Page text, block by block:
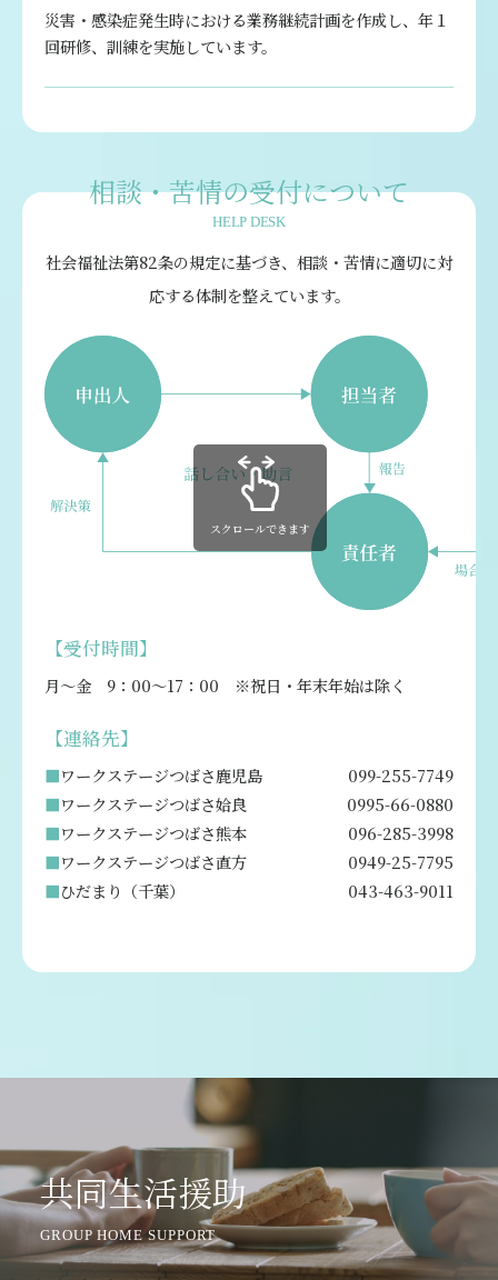
災害・感染症発生時における業務継続計画を作成し、年１
回研修、訓練を実施しています。
相談・苦情の受付について
HELP DESK
社会福祉法第82条の規定に基づき、相談・苦情に適切に対
応する体制を整えています。
スクロールできます
【受付時間】
月～金 9：00～17：00 ※祝日・年末年始は除く
【連絡先】
ワークステージつばさ鹿児島
099-255-7749
ワークステージつばさ姶良
0995-66-0880
ワークステージつばさ熊本
096-285-3998
ワークステージつばさ直方
0949-25-7795
ひだまり（千葉）
043-463-9011
共同生活援助
GROUP HOME SUPPORT